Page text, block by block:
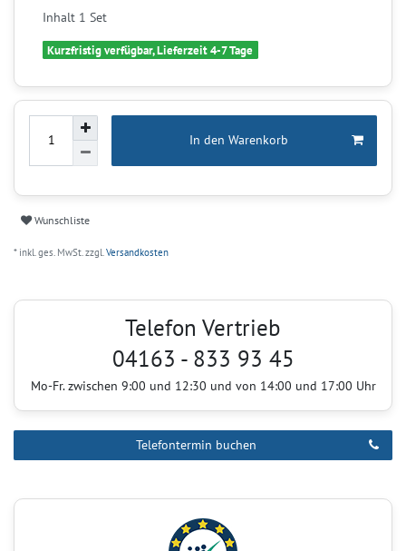
Inhalt 1 Set
Kurzfristig verfügbar, Lieferzeit 4-7 Tage
In den Warenkorb
Wunschliste
* inkl. ges. MwSt. zzgl.Versandkosten
Telefon Vertrieb
04163 - 833 93 45
Mo-Fr. zwischen 9:00 und 12:30 und von 14:00 und 17:00 Uhr
Telefontermin buchen